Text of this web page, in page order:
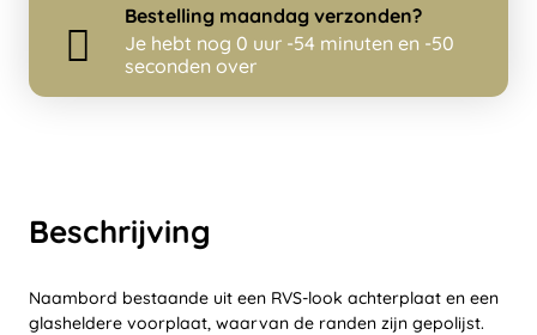
Beschrijving
Naambord bestaande uit een RVS-look achterplaat en een
glasheldere voorplaat, waarvan de randen zijn gepolijst.
Bestelling maandag verzonden?
Je hebt nog 0 uur -54 minuten en -51
seconden over